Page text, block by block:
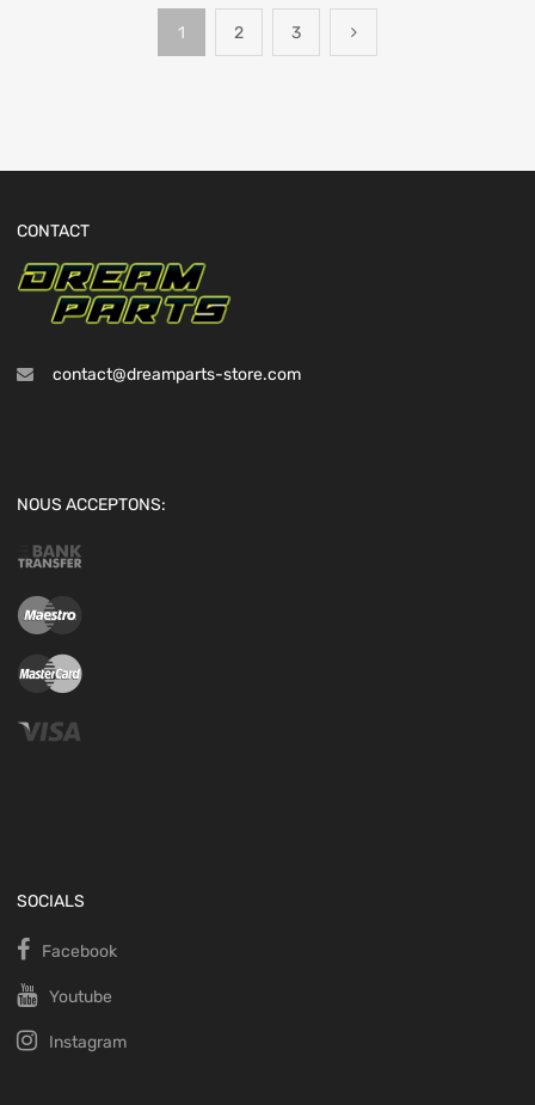
1 2 3
CONTACT
contact@dreamparts-store.com
NOUS ACCEPTONS:
SOCIALS
Facebook
Youtube
Instagram